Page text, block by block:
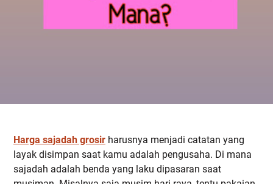
Harga sajadah grosir harusnya menjadi catatan yang
layak disimpan saat kamu adalah pengusaha. Di mana
sajadah adalah benda yang laku dipasaran saat